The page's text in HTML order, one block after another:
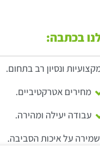
בכתבה:
ונסיון רב בתחום.
מחירים אטרקטיביים.
עבודה יעילה ומהירה.
שמירה על איכות הסביבה.